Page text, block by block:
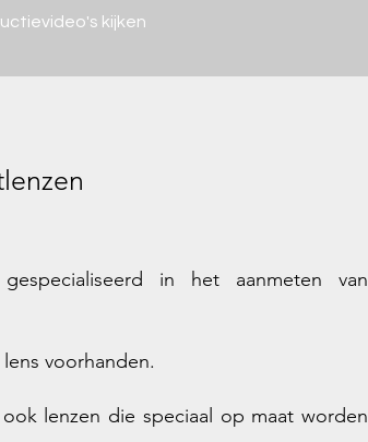
kijken
in het aanmeten van
voorhanden.
lenzen die speciaal op maat worden